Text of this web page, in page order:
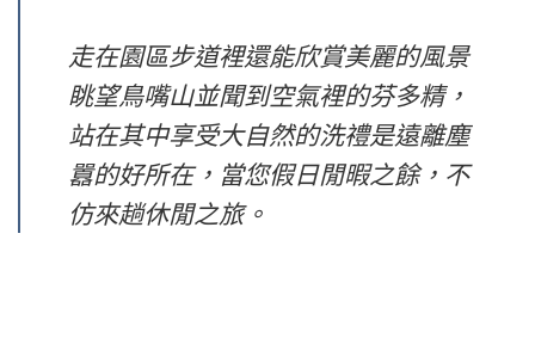
走在園區步道裡還能欣賞美麗的風景
眺望鳥嘴山並聞到空氣裡的芬多精，
站在其中享受大自然的洗禮是遠離塵
囂的好所在，當您假日閒暇之餘，不
仿來趟休閒之旅。